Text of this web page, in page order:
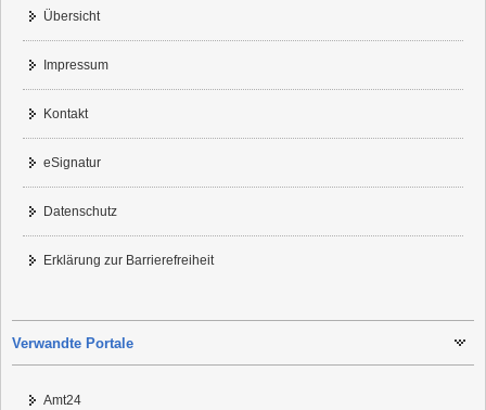
Übersicht
Impressum
Kontakt
eSignatur
Datenschutz
Erklärung zur Barrierefreiheit
Verwandte Portale
Amt24